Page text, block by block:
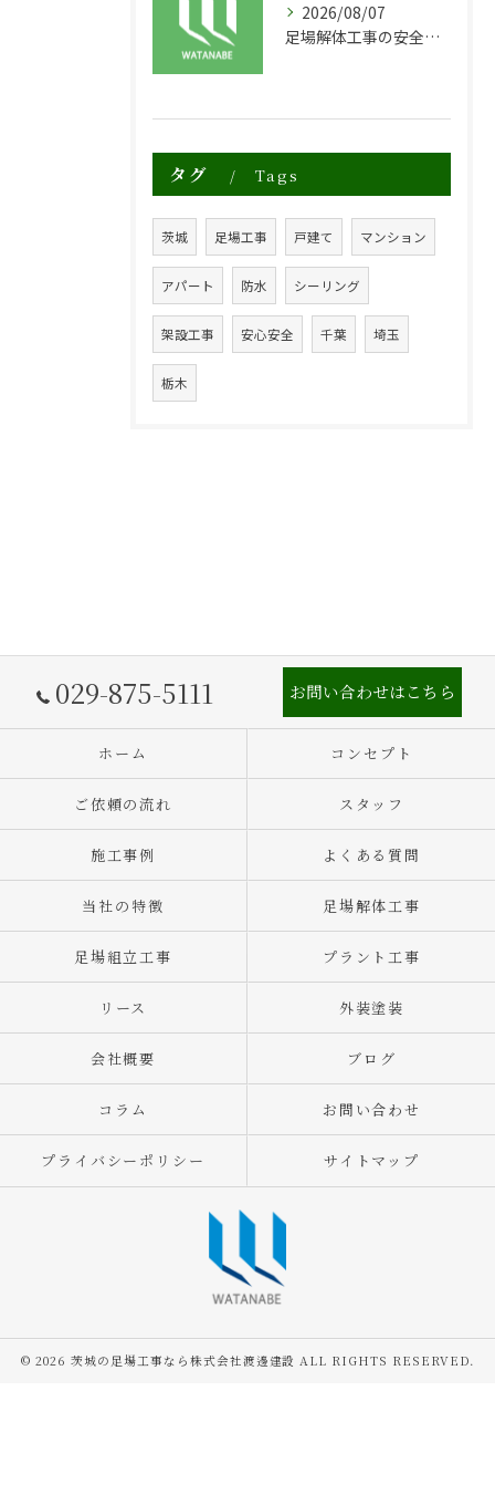
2026/08/07
足場解体工事の安全性と効率化のポイント
タグ Tags
茨城 足場工事 戸建て マンション
アパート 防水 シーリング
架設工事 安心安全 千葉 埼玉
栃木
029-875-5111 お問い合わせはこちら
ホーム コンセプト
ご依頼の流れ スタッフ
施工事例 よくある質問
当社の特徴 足場解体工事
足場組立工事 プラント工事
リース 外装塗装
会社概要 ブログ
コラム お問い合わせ
プライバシーポリシー サイトマップ
© 2026 茨城の足場工事なら株式会社渡邊建設 ALL RIGHTS RESERVED.